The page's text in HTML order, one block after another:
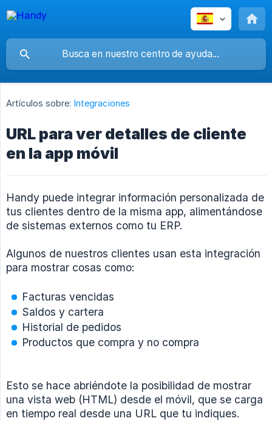
Artículos sobre: Integraciones
URL para ver detalles de cliente
en la app móvil
Handy puede integrar información personalizada de
tus clientes dentro de la misma app, alimentándose
de sistemas externos como tu ERP.
Algunos de nuestros clientes usan esta integración
para mostrar cosas como:
Facturas vencidas
Saldos y cartera
Historial de pedidos
Productos que compra y no compra
Esto se hace abriéndote la posibilidad de mostrar
una vista web (HTML) desde el móvil, que se carga
en tiempo real desde una URL que tu indiques.